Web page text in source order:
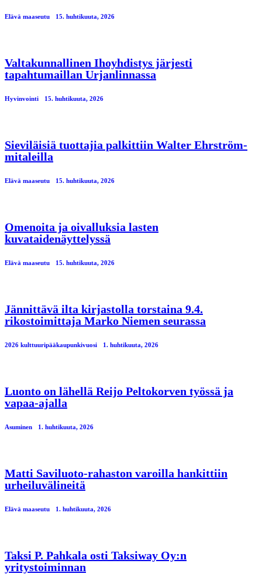
Elävä maaseutu 15. huhtikuuta, 2026
Valtakunnallinen Ihoyhdistys järjesti
tapahtumaillan Urjanlinnassa
Hyvinvointi 15. huhtikuuta, 2026
Sieviläisiä tuottajia palkittiin Walter Ehrström-
mitaleilla
Elävä maaseutu 15. huhtikuuta, 2026
Omenoita ja oivalluksia lasten
kuvataidenäyttelyssä
Elävä maaseutu 15. huhtikuuta, 2026
Jännittävä ilta kirjastolla torstaina 9.4.
rikostoimittaja Marko Niemen seurassa
2026 kulttuuripääkaupunkivuosi 1. huhtikuuta, 2026
Luonto on lähellä Reijo Peltokorven työssä ja
vapaa-ajalla
Asuminen 1. huhtikuuta, 2026
Matti Saviluoto-rahaston varoilla hankittiin
urheiluvälineitä
Elävä maaseutu 1. huhtikuuta, 2026
Taksi P. Pahkala osti Taksiway Oy:n
yritystoiminnan